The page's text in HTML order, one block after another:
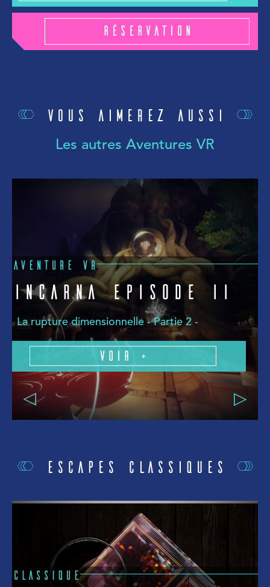
Réservation
Vous aimerez aussi
Les autres Aventures VR
AVENTURE VR
Incarna Episode II
La rupture dimensionnelle - Partie 2 -
Voir +
Escapes Classiques
CLASSIQUE